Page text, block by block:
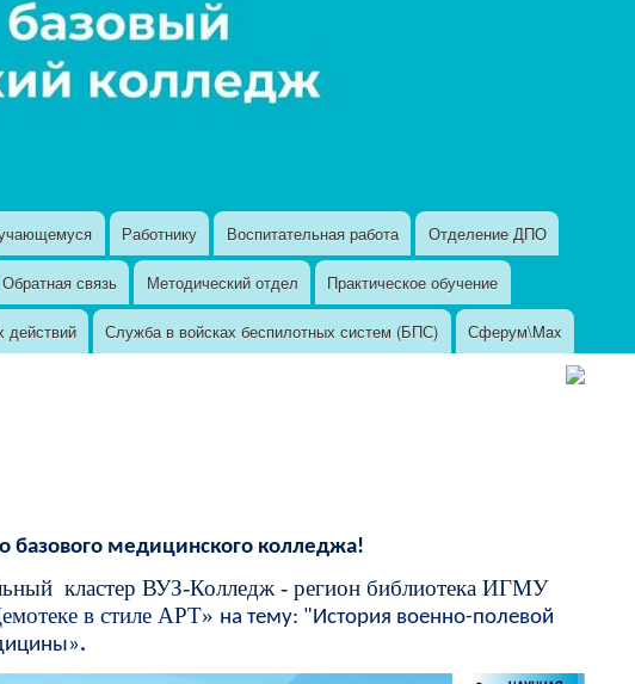
Работнику Воспитательная работа Отделение ДПО
Обратная связь Методический отдел Практическое обучение
действий Служба в войсках беспилотных систем (БПС) Сферум\Max
базового медицинского колледжа!
кластер ВУЗ-Колледж - регион библиотека ИГМУ
в стиле АРТ» на тему: "История военно-полевой
.